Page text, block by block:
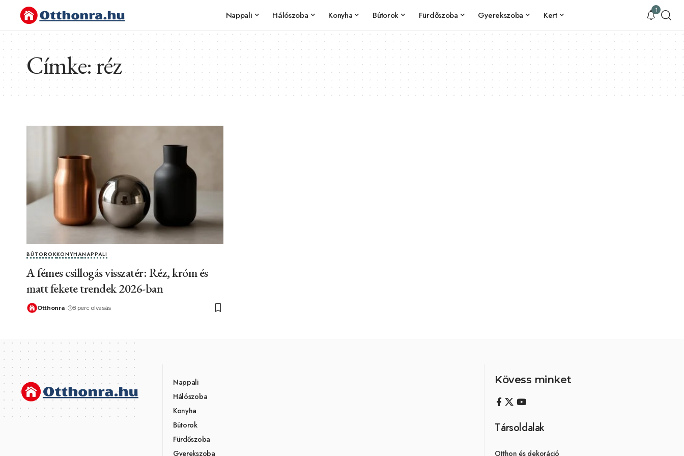
Nappali Hálószoba Konyha Bútorok Fürdőszoba Gyerekszoba Kert
1
Címke:réz
BÚTOROKKONYHANAPPALI
A fémes csillogás visszatér: Réz, króm és
matt fekete trendek 2026-ban
Otthonra 8 perc olvasás
Nappali
Hálószoba
Konyha
Bútorok
Fürdőszoba
Gyerekszoba
Kövess minket
Társoldalak
Otthon és dekoráció